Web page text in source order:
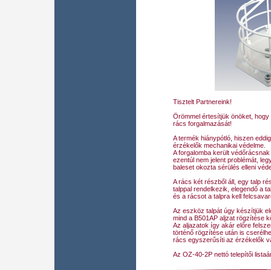
Tisztelt Partnereink!
Örömmel értesítjük önöket,
rács forgalmazását!
A termék hiánypótló, hiszen
érzékelők mechanikai védelme.
A forgalomba került
ezentúl nem jelent problémát,
baleset okozta sérülés elleni
A rács két részből áll, egy talp
talppal rendelkezik, elegendő a
és a rácsot a talpra kell
Az eszköz talpát úgy készítjük
mind a B501AP aljzat rögzítése
Az aljazatok így akár előre
történő rögzítése után is
rács egyszerűsíti az érzékelők
Az OZ-40-2P nettó telepítői